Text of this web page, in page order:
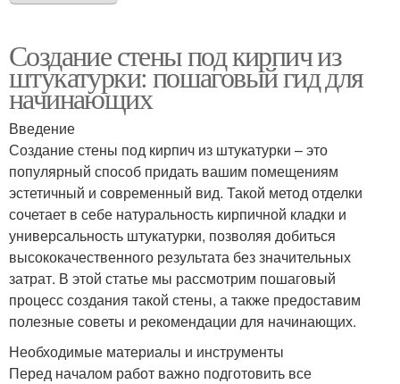
Создание стены под кирпич из
штукатурки: пошаговый гид для
начинающих
Введение
Создание стены под кирпич из штукатурки – это
популярный способ придать вашим помещениям
эстетичный и современный вид. Такой метод отделки
сочетает в себе натуральность кирпичной кладки и
универсальность штукатурки, позволяя добиться
высококачественного результата без значительных
затрат. В этой статье мы рассмотрим пошаговый
процесс создания такой стены, а также предоставим
полезные советы и рекомендации для начинающих.
Необходимые материалы и инструменты
Перед началом работ важно подготовить все